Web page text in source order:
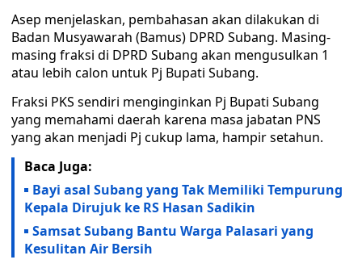
Asep menjelaskan, pembahasan akan dilakukan di
Badan Musyawarah (Bamus) DPRD Subang. Masing-
masing fraksi di DPRD Subang akan mengusulkan 1
atau lebih calon untuk Pj Bupati Subang.
Fraksi PKS sendiri menginginkan Pj Bupati Subang
yang memahami daerah karena masa jabatan PNS
yang akan menjadi Pj cukup lama, hampir setahun.
Baca Juga:
Bayi asal Subang yang Tak Memiliki Tempurung
Kepala Dirujuk ke RS Hasan Sadikin
Samsat Subang Bantu Warga Palasari yang
Kesulitan Air Bersih